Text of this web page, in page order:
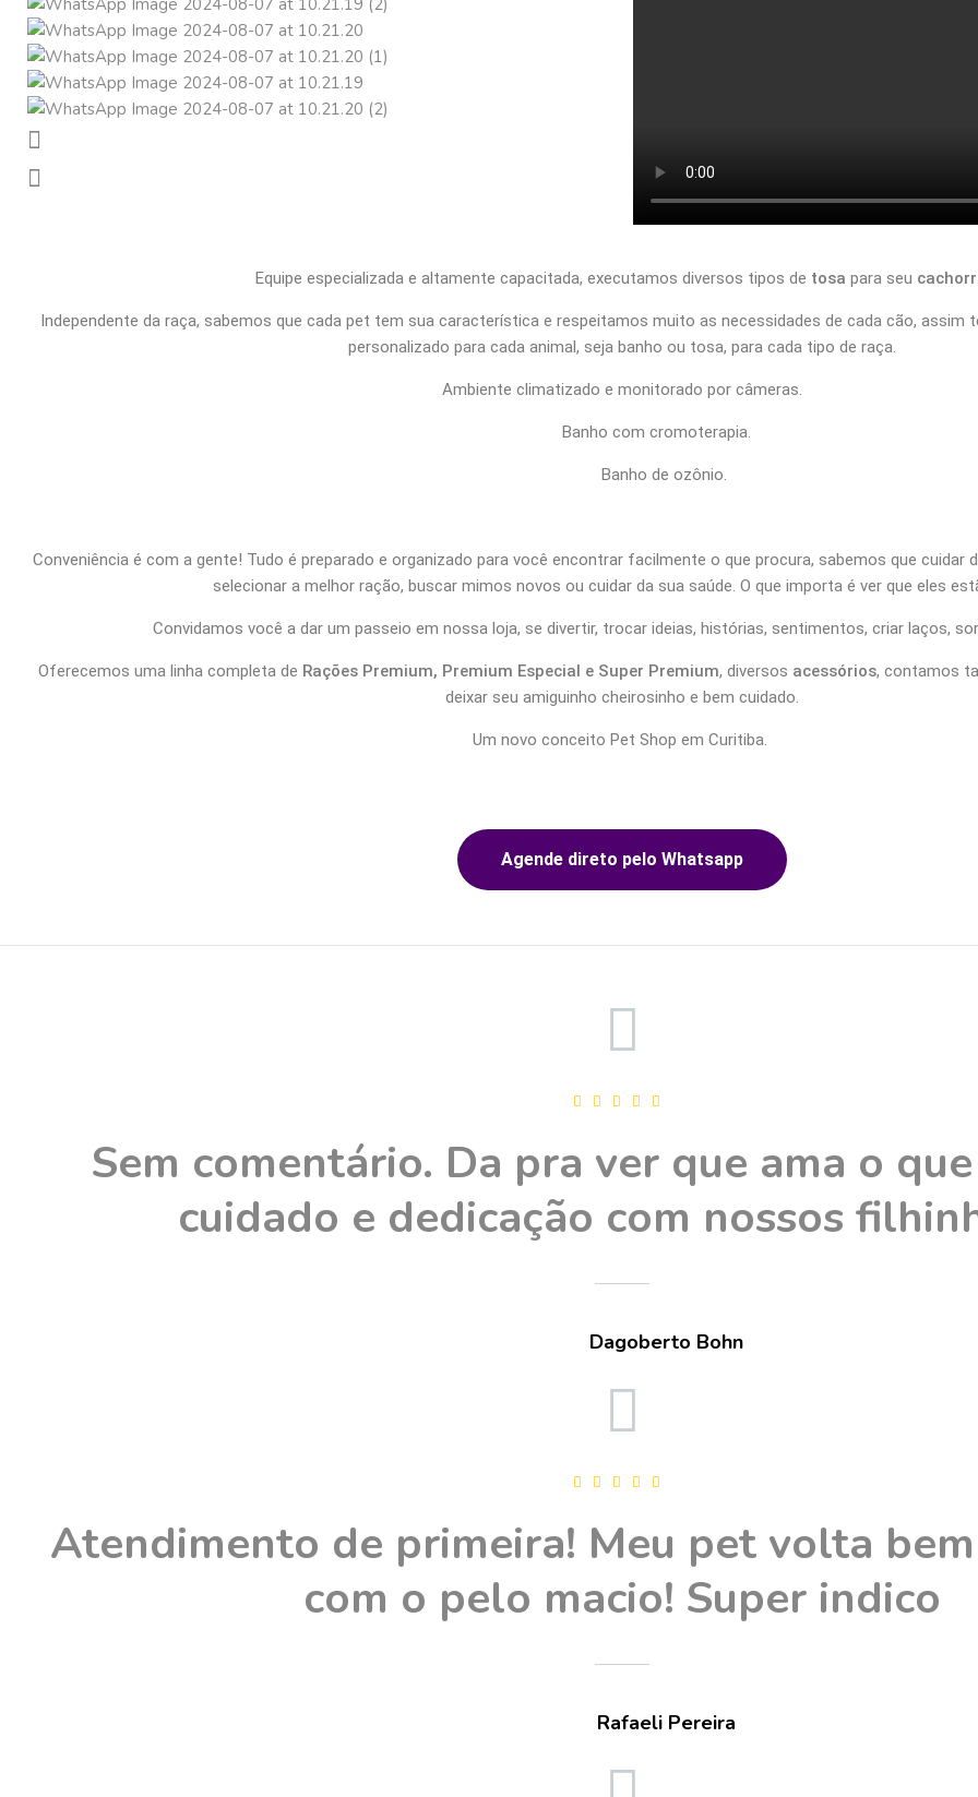
Equipe especializada e altamente capacitada, executamos diversos tipos de tosa para seu
Independente da raça, sabemos que cada pet tem sua característica e respeitamos muito as necessidades de cada cão, assim
personalizado para cada animal, seja banho ou tosa, para cada tipo de raça.
Ambiente climatizado e monitorado por câmeras.
Banho com cromoterapia.
Banho de ozônio.
Conveniência é com a gente! Tudo é preparado e organizado para você encontrar facilmente o que procura, sabemos que cuidar
selecionar a melhor ração, buscar mimos novos ou cuidar da sua saúde. O que importa é ver que eles
Convidamos você a dar um passeio em nossa loja, se divertir, trocar ideias, histórias, sentimentos, criar laços,
Oferecemos uma linha completa de Rações Premium, Premium Especial e Super Premium, diversos acessórios, contamos
deixar seu amiguinho cheirosinho e bem cuidado.
Um novo conceito Pet Shop em Curitiba.
Agende direto pelo Whatsapp
Sem comentário. Da pra ver que ama o
cuidado e dedicação com nossos
Dagoberto Bohn
Atendimento de primeira! Meu pet volta
com o pelo macio! Super indico
Rafaeli Pereira